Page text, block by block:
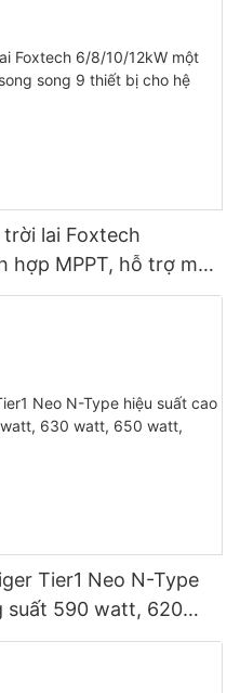
lai Foxtech
hợp MPPT, hỗ trợ mắc
thống quang điện.
Tier1 Neo N-Type
suất 590 watt, 620
module hai mặt.